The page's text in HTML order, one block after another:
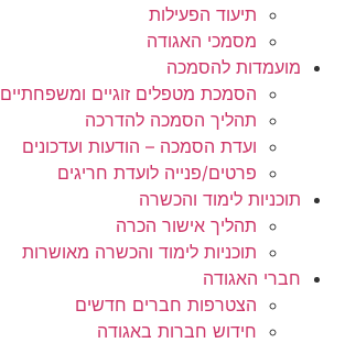
תיעוד הפעילות
מסמכי האגודה
מועמדות להסמכה
הסמכת מטפלים זוגיים ומשפחתיים
תהליך הסמכה להדרכה
ועדת הסמכה – הודעות ועדכונים
פרטים/פנייה לועדת חריגים
תוכניות לימוד והכשרה
תהליך אישור הכרה
תוכניות לימוד והכשרה מאושרות
חברי האגודה
הצטרפות חברים חדשים
חידוש חברות באגודה